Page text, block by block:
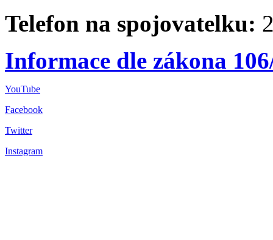
Telefon na spojovatelku:
Informace dle zákona
YouTube
Facebook
Twitter
Instagram